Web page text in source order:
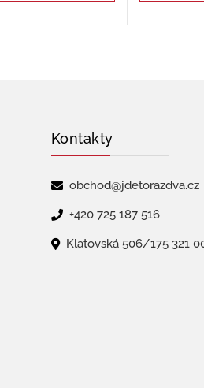
Kontakty
obchod@jdetorazdva.cz
+420 725 187 516
Klatovská 506/175 321